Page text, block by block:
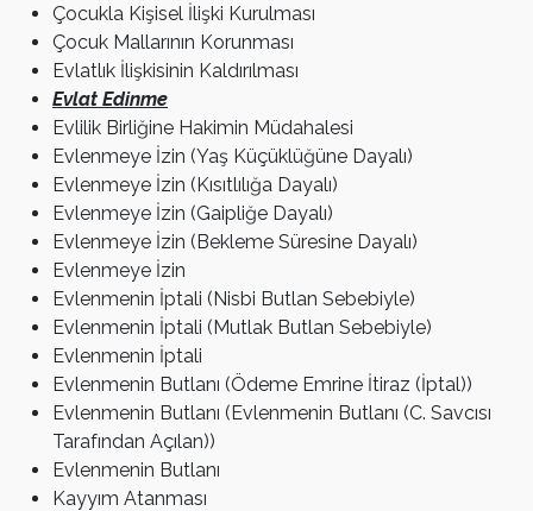
Çocukla Kişisel İlişki Kurulması
Çocuk Mallarının Korunması
Evlatlık İlişkisinin Kaldırılması
Evlat Edinme
Evlilik Birliğine Hakimin Müdahalesi
Evlenmeye İzin (Yaş Küçüklüğüne Dayalı)
Evlenmeye İzin (Kısıtlılığa Dayalı)
Evlenmeye İzin (Gaipliğe Dayalı)
Evlenmeye İzin (Bekleme Süresine Dayalı)
Evlenmeye İzin
Evlenmenin İptali (Nisbi Butlan Sebebiyle)
Evlenmenin İptali (Mutlak Butlan Sebebiyle)
Evlenmenin İptali
Evlenmenin Butlanı (Ödeme Emrine İtiraz (İptal))
Evlenmenin Butlanı (Evlenmenin Butlanı (C. Savcısı
Tarafından Açılan))
Evlenmenin Butlanı
Kayyım Atanması